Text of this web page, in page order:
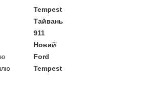
Tempest
Тайвань
911
Новий
Ford
Tempest